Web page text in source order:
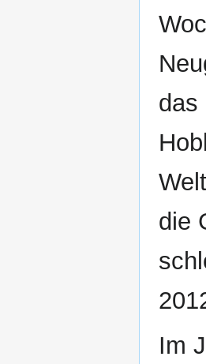
das
die
Im